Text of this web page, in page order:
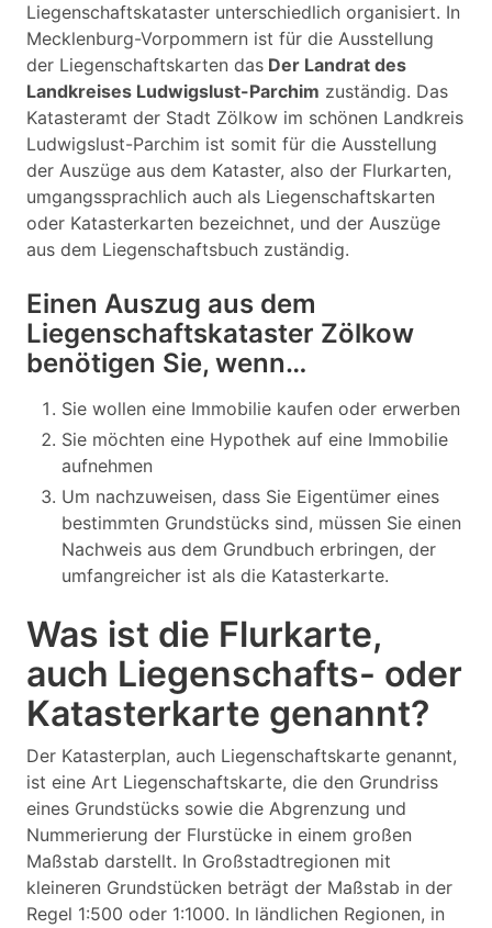
Liegenschaftskataster unterschiedlich organisiert. In
Mecklenburg-Vorpommern ist für die Ausstellung
der Liegenschaftskarten das Der Landrat des
Landkreises Ludwigslust-Parchim zuständig. Das
Katasteramt der Stadt Zölkow im schönen Landkreis
Ludwigslust-Parchim ist somit für die Ausstellung
der Auszüge aus dem Kataster, also der Flurkarten,
umgangssprachlich auch als Liegenschaftskarten
oder Katasterkarten bezeichnet, und der Auszüge
aus dem Liegenschaftsbuch zuständig.
Einen Auszug aus dem
Liegenschaftskataster Zölkow
benötigen Sie, wenn…
Sie wollen eine Immobilie kaufen oder erwerben
Sie möchten eine Hypothek auf eine Immobilie
aufnehmen
Um nachzuweisen, dass Sie Eigentümer eines
bestimmten Grundstücks sind, müssen Sie einen
Nachweis aus dem Grundbuch erbringen, der
umfangreicher ist als die Katasterkarte.
Was ist die Flurkarte,
auch Liegenschafts- oder
Katasterkarte genannt?
Der Katasterplan, auch Liegenschaftskarte genannt,
ist eine Art Liegenschaftskarte, die den Grundriss
eines Grundstücks sowie die Abgrenzung und
Nummerierung der Flurstücke in einem großen
Maßstab darstellt. In Großstadtregionen mit
kleineren Grundstücken beträgt der Maßstab in der
Regel 1:500 oder 1:1000. In ländlichen Regionen, in